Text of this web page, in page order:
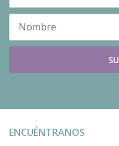
ENCUÉNTRANOS